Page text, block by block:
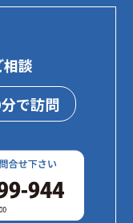
談
で訪問